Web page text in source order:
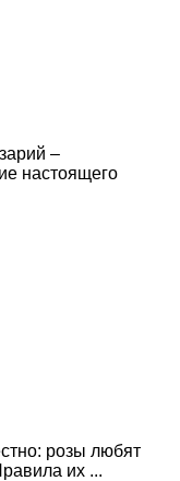
–
настоящего
розы любят
их ...